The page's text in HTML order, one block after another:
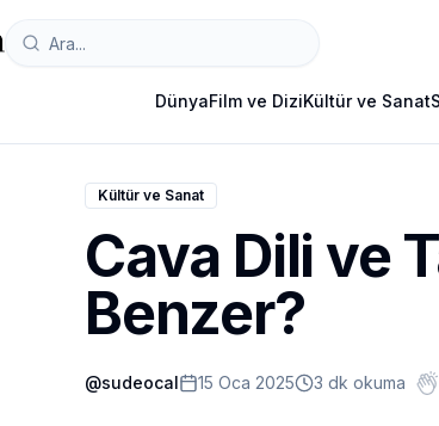
DünyaFilm ve DiziKültür ve Sanat
Kültür ve Sanat
Cava Dili ve
Benzer?
@sudeocal 15 Oca 2025 3 dk okuma